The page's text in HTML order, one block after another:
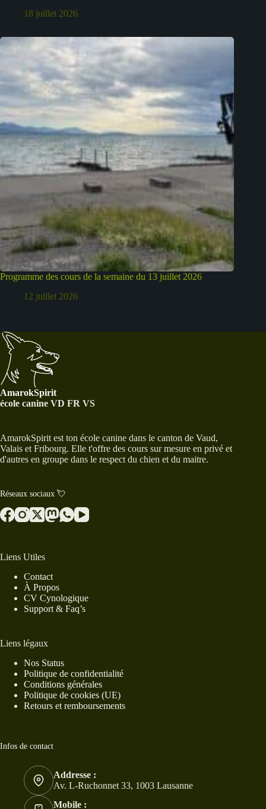
18 juillet 2026
Programme des cours de la semaine du 13 juillet 2026
12 juillet 2026
AmarokSpirit
école canine VD FR VS
AmarokSpirit est ton école canine dans le canton de Vaud,
Valais et Fribourg. Elle t'offre des cours sur mesure en privé et
d'autres en groupe dans le respect du chien et du maitre.
Réseaux sociaux 💘
Liens Utiles
Contact
À Propos
CV Cynologique
Support & Faq’s
Liens légaux
Nos Status
Politique de confidentialité
Conditions générales
Politique de cookies (UE)
Retours et remboursements
Infos de contact
Addresse :
Av. L-Ruchonnet 33, 1003 Lausanne
Mobile :